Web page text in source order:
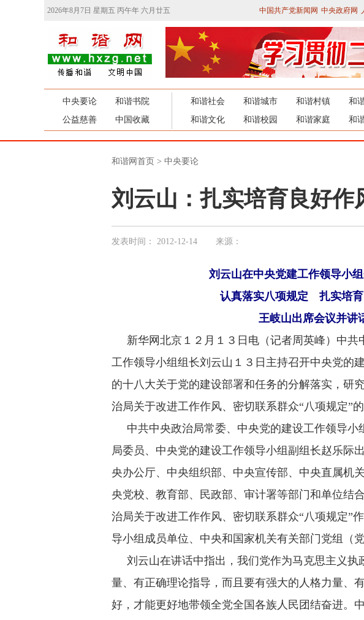
2026年8月7日 星期五 丙午年 六月廿五 中国共产党新闻网 中央政府网
中央要论
和谐书院
公益慈善
中国收藏
和谐社会 和谐城市 和谐村镇 和
和谐文化
和谐校园 和谐家庭 和
和谐网首页 > 中央要论
刘云山：扎实培育良好作
发表时间： 2012-12-14 来源：
刘云山在中央党建工作领导小
认真落实八项规定 扎实培
王岐山出席会议并讲
新华网北京１２月１３日电（记者周英峰）中共
工作领导小组组长刘云山１３日主持召开中央党的
的十八大关于党的建设部署和任务的分解落实，研
治局关于改进工作作风、密切联系群众“八项规定”的
中共中央政治局常委、中央党的建设工作领导小
局委员、中央党的建设工作领导小组副组长赵乐际
央办公厅、中央组织部、中央宣传部、中央直属机
央党校、教育部、民政部、审计署等部门和单位结
治局关于改进工作作风、密切联系群众“八项规定”
导小组成员单位、中央和国家机关有关部门党组（
刘云山在讲话中指出，我们党作为马克思主义执
量、有正确理论指导，而且要有强大的人格力量、
好，才能更好地带领全党全国各族人民团结奋进。